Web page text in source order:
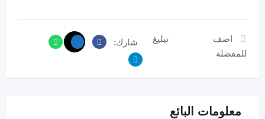
اضف
للمفضلة
تبليغ شارك:
معلومات البائع